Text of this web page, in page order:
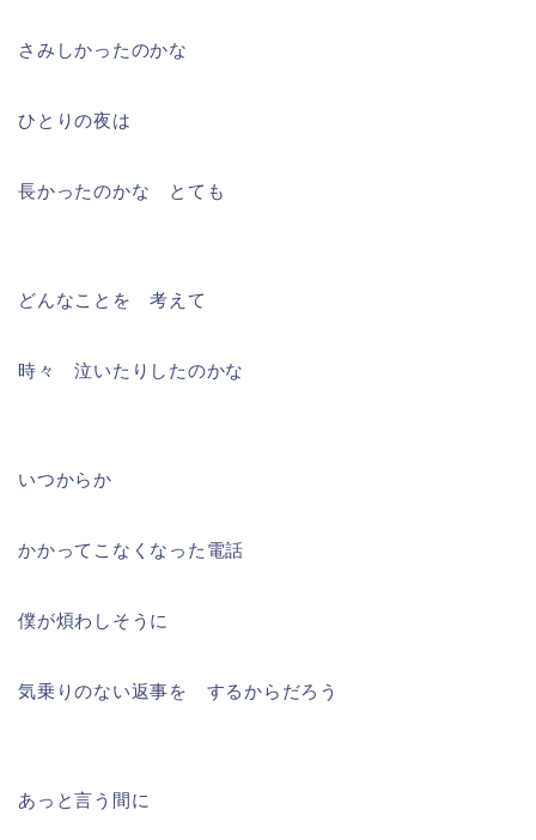
さみしかったのかな
ひとりの夜は
長かったのかな とても
どんなことを 考えて
時々 泣いたりしたのかな
いつからか
かかってこなくなった電話
僕が煩わしそうに
気乗りのない返事を するからだろう
あっと言う間に